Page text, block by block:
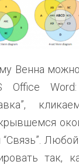
Венна
Office
так,